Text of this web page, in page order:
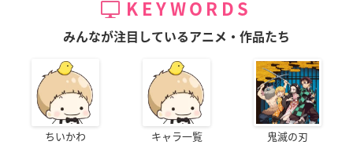
KEYWORDS
みんなが注目しているアニメ・作品たち
ちいかわ キャラ一覧 鬼滅の刃